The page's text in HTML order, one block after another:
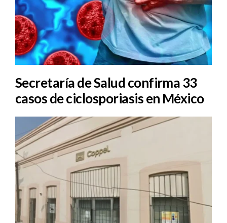
Secretaría de Salud confirma 33
casos de ciclosporiasis en México